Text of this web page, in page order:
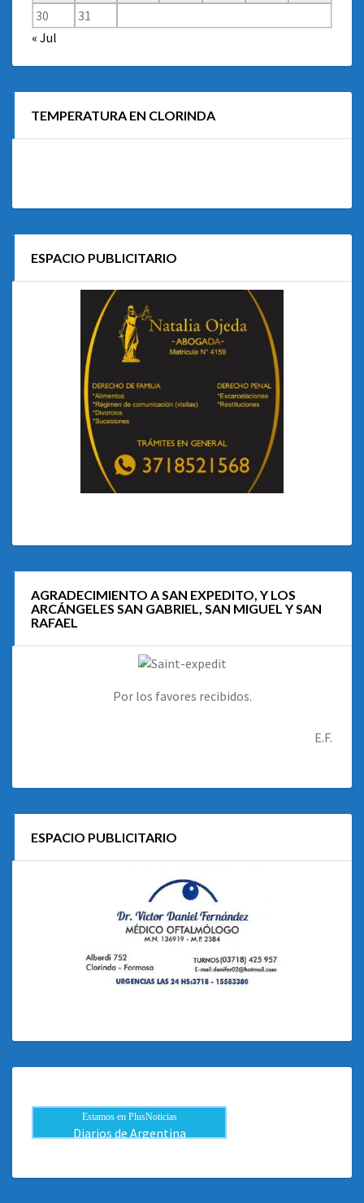
30
31
« Jul
TEMPERATURA EN CLORINDA
ESPACIO PUBLICITARIO
AGRADECIMIENTO A SAN EXPEDITO, Y LOS
ARCÁNGELES SAN GABRIEL, SAN MIGUEL Y SAN
RAFAEL
Por los favores recibidos.
E.F.
ESPACIO PUBLICITARIO
Estamos en PlusNoticias
Diarios de Argentina